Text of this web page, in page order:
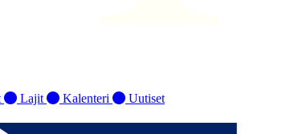
Lajit Kalenteri Uutiset